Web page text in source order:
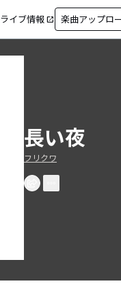
ライブ情報 open_in_new 楽曲アップロ
長い夜
フリクワ